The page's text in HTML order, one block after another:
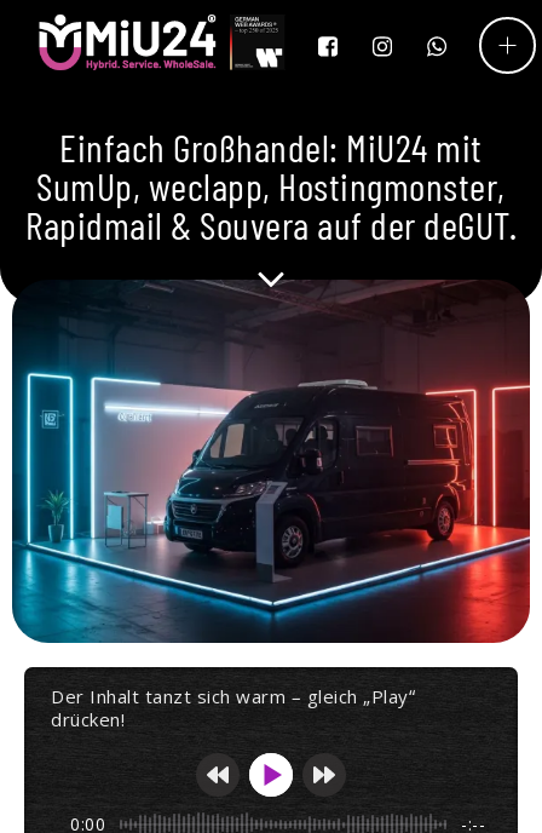
Einfach Großhandel: MiU24 mit
SumUp, weclapp, Hostingmonster,
Rapidmail & Souvera auf der deGUT.
Der Inhalt tanzt sich warm – gleich „Play“
drücken!
0:00 -:--